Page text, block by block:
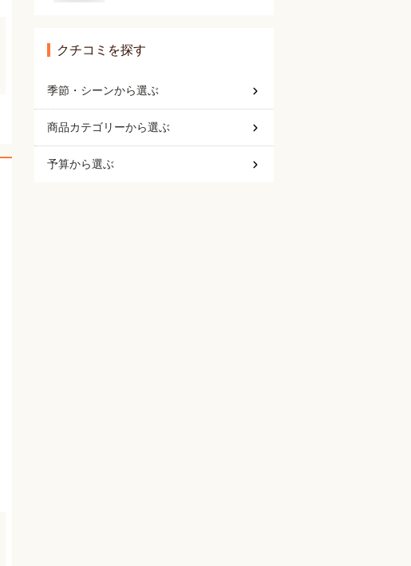
クチコミを探す
季節・シーンから選ぶ
商品カテゴリーから選ぶ
予算から選ぶ